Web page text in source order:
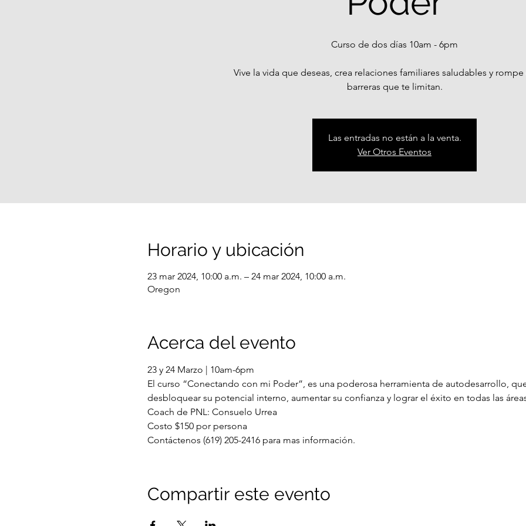
Curso de dos días 10am - 6pm
Vive la vida que deseas, crea relaciones familiares saludables y rompe
barreras que te limitan.
Las entradas no están a la venta.
Ver Otros Eventos
Horario y ubicación
23 mar 2024, 10:00 a.m. – 24 mar 2024, 10:00 a.m.
Oregon
Acerca del evento
23 y 24 Marzo | 10am-6pm
El curso “Conectando con mi Poder”, es una poderosa herramienta de autodesarrollo,
desbloquear su potencial interno, aumentar su confianza y lograr el éxito en todas las
Coach de PNL: Consuelo Urrea
Costo $150 por persona
Contáctenos (619) 205-2416 para mas información.
Compartir este evento